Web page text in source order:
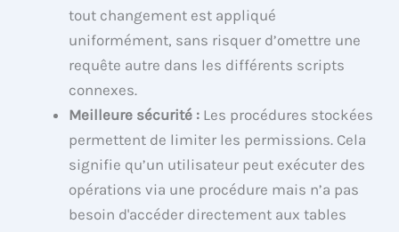
tout changement est appliqué
uniformément, sans risquer d’omettre une
requête autre dans les différents scripts
connexes.
Meilleure sécurité : Les procédures stockées
permettent de limiter les permissions. Cela
signifie qu’un utilisateur peut exécuter des
opérations via une procédure mais n’a pas
besoin d'accéder directement aux tables